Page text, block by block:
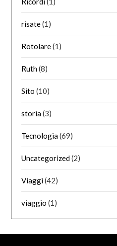
risate(1)
Rotolare(1)
Ruth(8)
Sito (10)
storia(3)
Tecnologia(69)
Uncategorized(2)
Viaggi(42)
viaggio (1)